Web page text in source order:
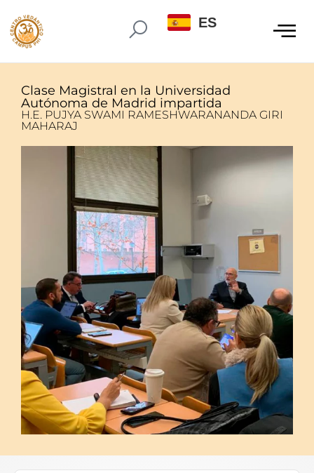
ES
Clase Magistral en la Universidad
Autónoma de Madrid impartida
H.E. PUJYA SWAMI RAMESHWARANANDA GIRI
MAHARAJ